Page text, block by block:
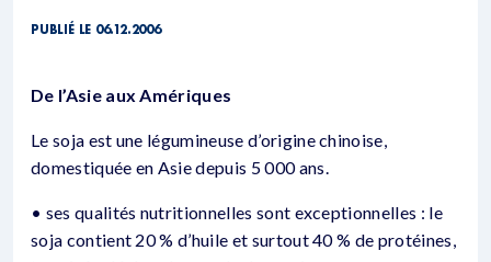
PUBLIÉ LE 06.12.2006
De l’Asie aux Amériques
Le soja est une légumineuse d’origine chinoise,
domestiquée en Asie depuis 5 000 ans.
• ses qualités nutritionnelles sont exceptionnelles : le
soja contient 20 % d’huile et surtout 40 % de protéines,